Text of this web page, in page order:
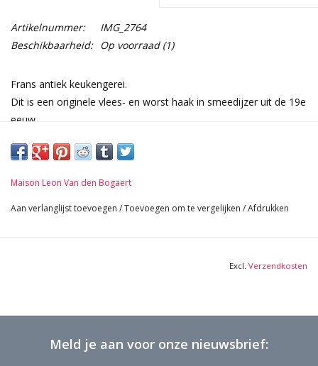
Artikelnummer:
IMG_2764
Beschikbaarheid: Op voorraad(1)
Frans antiek keukengerei.
Dit is een originele vlees- en worst haak in smeedijzer uit de 19e
eeuw.
Het kan ook als sleutelhouder worden gebruikt.
48 cm Breedte 18,90 Inch
5,5 cm Hoogte 2,17 Inch
Maison Leon Van den Bogaert
Aan verlanglijst toevoegen /Toevoegen om te vergelijken /Afdrukken
Excl. Verzendkosten
Meld je aan voor onze nieuwsbrief: